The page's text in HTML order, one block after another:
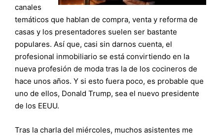
canales
temáticos que hablan de compra, venta y reforma de
casas y los presentadores suelen ser bastante
populares. Así que, casi sin darnos cuenta, el
profesional inmobiliario se está convirtiendo en la
nueva profesión de moda tras la de los cocineros de
hace unos años. Y si esto fuera poco, es probable que
uno de ellos, Donald Trump, sea el nuevo presidente
de los EEUU.
Tras la charla del miércoles, muchos asistentes me